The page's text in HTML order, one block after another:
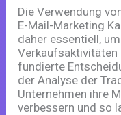
Die Verwendung
E-Mail-Marketing
daher essentiell,
Verkaufsaktivitäten
fundierte
der Analyse der
Unternehmen ihre
verbessern und so